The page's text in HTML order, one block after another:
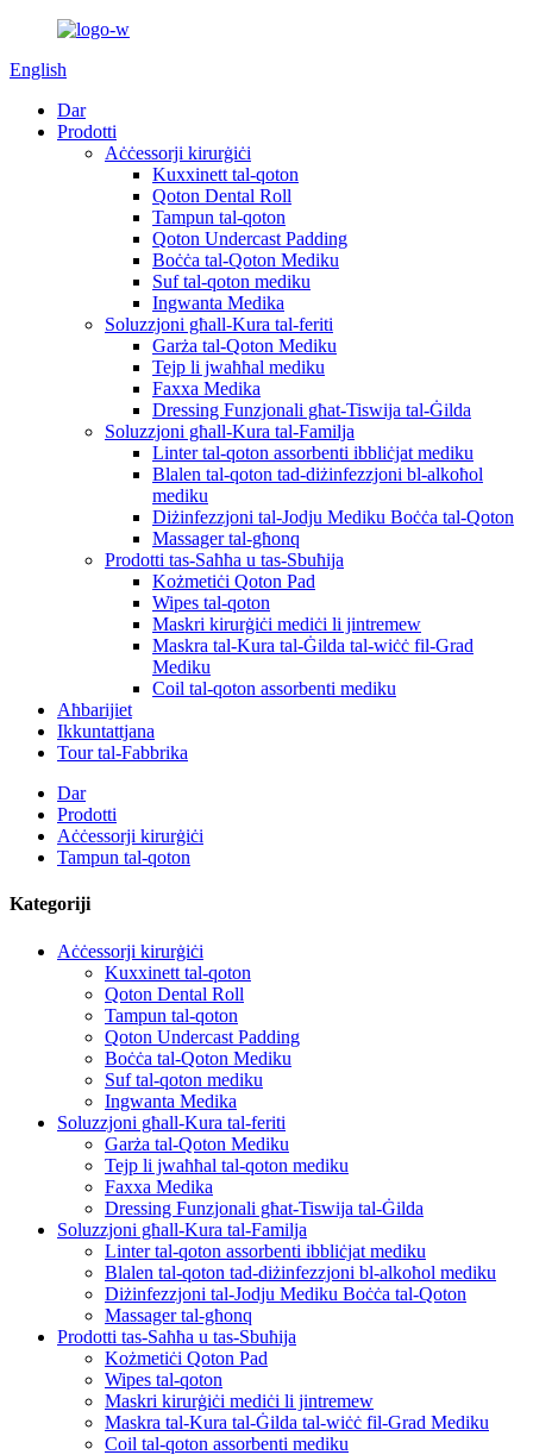
English
Dar
Prodotti
Aċċessorji kirurġiċi
Kuxxinett tal-qoton
Qoton Dental Roll
Tampun tal-qoton
Qoton Undercast Padding
Boċċa tal-Qoton Mediku
Suf tal-qoton mediku
Ingwanta Medika
Soluzzjoni għall-Kura tal-feriti
Garża tal-Qoton Mediku
Tejp li jwaħħal mediku
Faxxa Medika
Dressing Funzjonali għat-Tiswija tal-Ġilda
Soluzzjoni għall-Kura tal-Familja
Linter tal-qoton assorbenti ibbliċjat mediku
Blalen tal-qoton tad-diżinfezzjoni bl-alkoħol
mediku
Diżinfezzjoni tal-Jodju Mediku Boċċa tal-Qoton
Massager tal-għonq
Prodotti tas-Saħħa u tas-Sbuħija
Kożmetiċi Qoton Pad
Wipes tal-qoton
Maskri kirurġiċi mediċi li jintremew
Maskra tal-Kura tal-Ġilda tal-wiċċ fil-Grad
Mediku
Coil tal-qoton assorbenti mediku
Aħbarijiet
Ikkuntattjana
Tour tal-Fabbrika
Dar
Prodotti
Aċċessorji kirurġiċi
Tampun tal-qoton
Kategoriji
Aċċessorji kirurġiċi
Kuxxinett tal-qoton
Qoton Dental Roll
Tampun tal-qoton
Qoton Undercast Padding
Boċċa tal-Qoton Mediku
Suf tal-qoton mediku
Ingwanta Medika
Soluzzjoni għall-Kura tal-feriti
Garża tal-Qoton Mediku
Tejp li jwaħħal tal-qoton mediku
Faxxa Medika
Dressing Funzjonali għat-Tiswija tal-Ġilda
Soluzzjoni għall-Kura tal-Familja
Linter tal-qoton assorbenti ibbliċjat mediku
Blalen tal-qoton tad-diżinfezzjoni bl-alkoħol mediku
Diżinfezzjoni tal-Jodju Mediku Boċċa tal-Qoton
Massager tal-għonq
Prodotti tas-Saħħa u tas-Sbuħija
Kożmetiċi Qoton Pad
Wipes tal-qoton
Maskri kirurġiċi mediċi li jintremew
Maskra tal-Kura tal-Ġilda tal-wiċċ fil-Grad Mediku
Coil tal-qoton assorbenti mediku